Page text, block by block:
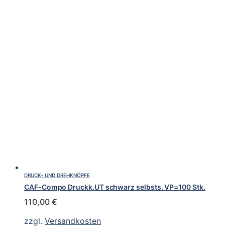
DRUCK- UND DREHKNÖPFE
CAF-Compo Druckk.UT schwarz selbsts. VP=100 Stk.
110,00 €
zzgl. Versandkosten